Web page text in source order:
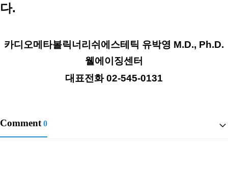
다.
카디오메타볼릭너리쉬에스테틱 유박영 M.D., Ph.D.
웰에이징센터
대표전화 02-545-0131
Comment 0